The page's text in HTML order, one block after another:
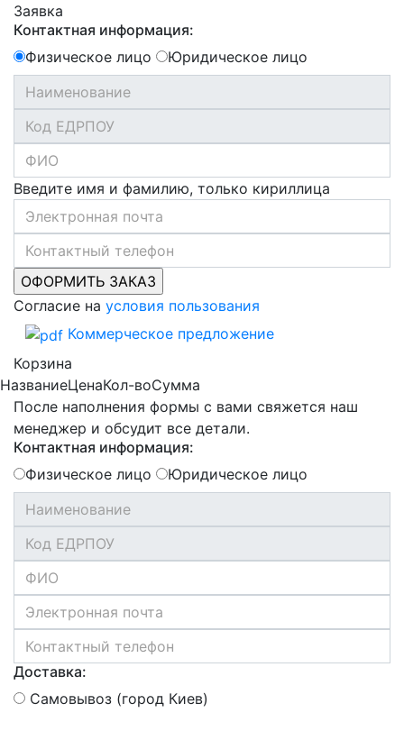
Заявка
Контактная информация:
Физическое лицо
Юридическое лицо
Введите имя и фамилию, только кириллица
Согласие на условия пользования
Коммерческое предложение
Корзина
НазваниеЦенаКол-воСумма
После наполнения формы с вами свяжется наш
менеджер и обсудит все детали.
Контактная информация:
Физическое лицо
Юридическое лицо
Доставка:
Самовывоз (город Киев)